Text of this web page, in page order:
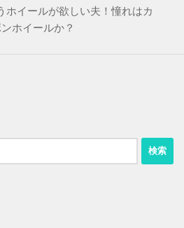
ホイールが欲しい夫！憧れはカ
ホイールか？